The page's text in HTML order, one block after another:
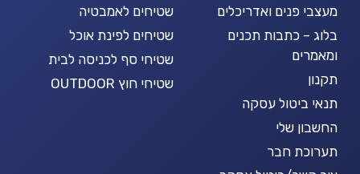
מעצבי פנים ואדריכלים
בלוג – כתבות תכנים
ומאמרים
תקנון
תנאי ביטול עסקה
החשבון שלי
תערוכת חבר
שטיחים לאמבטיה
שטיחים לפינת אוכל
שטיחי סף לכניסה לבית
שטיחי חוץ OUTDOOR